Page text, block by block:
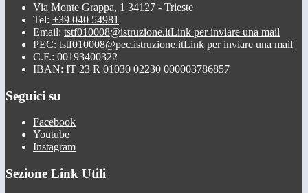
Via Monte Grappa, 1 34127 - Trieste
Tel: +39 040 54981
Email: tstf010008@istruzione.itLink per inviare una mail
PEC: tstf010008@pec.istruzione.itLink per inviare una mail
C.F.: 00193400322
IBAN: IT 23 R 01030 02230 000003786857
Seguici su
Facebook
Youtube
Instagram
Sezione Link Utili